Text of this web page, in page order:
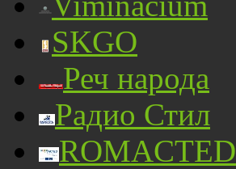
SKGO
Реч народа
Радио Стил
ROMACTED